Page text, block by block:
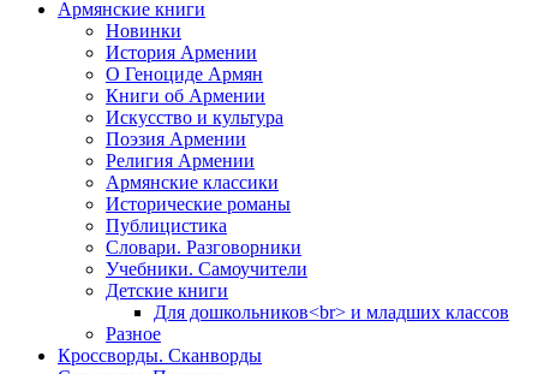
Армянские книги
Новинки
История Армении
О Геноциде Армян
Книги об Армении
Иcкусство и культура
Поэзия Армении
Религия Армении
Армянские классики
Исторические романы
Публицистика
Словари. Разговорники
Учебники. Самоучители
Детские книги
Для дошкольников<br> и младших классов
Разное
Кроссворды. Сканворды